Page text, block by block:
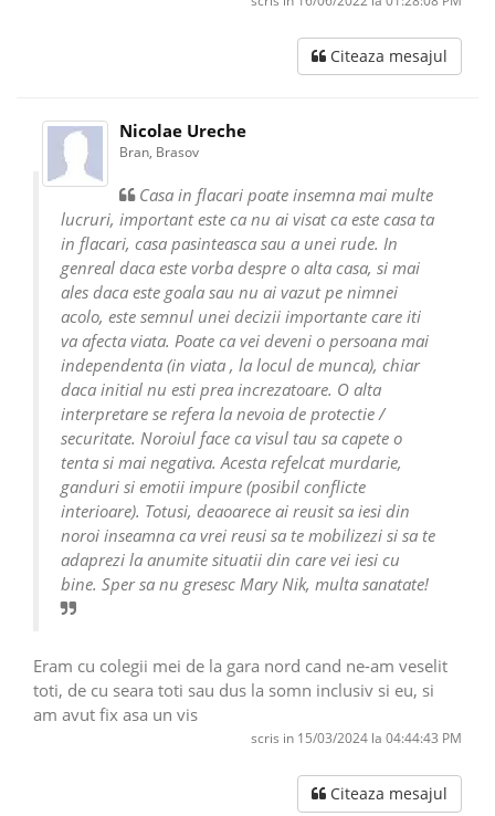
Citeaza mesajul
Nicolae Ureche
Bran, Brasov
Casa in flacari poate insemna mai multe
lucruri, important este ca nu ai visat ca este casa ta
in flacari, casa pasinteasca sau a unei rude. In
genreal daca este vorba despre o alta casa, si mai
ales daca este goala sau nu ai vazut pe nimnei
acolo, este semnul unei decizii importante care iti
va afecta viata. Poate ca vei deveni o persoana mai
independenta (in viata , la locul de munca), chiar
daca initial nu esti prea increzatoare. O alta
interpretare se refera la nevoia de protectie /
securitate. Noroiul face ca visul tau sa capete o
tenta si mai negativa. Acesta refelcat murdarie,
ganduri si emotii impure (posibil conflicte
interioare). Totusi, deaoarece ai reusit sa iesi din
noroi inseamna ca vrei reusi sa te mobilizezi si sa te
adaprezi la anumite situatii din care vei iesi cu
bine. Sper sa nu gresesc Mary Nik, multa sanatate!
Eram cu colegii mei de la gara nord cand ne-am veselit
toti, de cu seara toti sau dus la somn inclusiv si eu, si
am avut fix asa un vis
scris in 15/03/2024 la 04:44:43 PM
Citeaza mesajul